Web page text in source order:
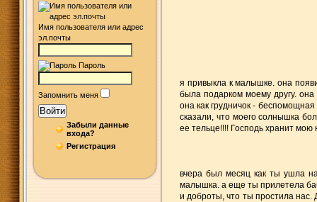
Имя пользователя или адрес
эл.почты
Пароль
Запомнить меня
Войти
Забыли данные
входа?
Регистрация
я привыкла к малышке. она
была подарком моему другу.
она как грудничок -
сказали, что моего солнышка
ее тельце!!!! Господь хранит мою
вчера был месяц как ты ушла
малышка. а еще ты прилетела
и доброты, что ты простила нас.